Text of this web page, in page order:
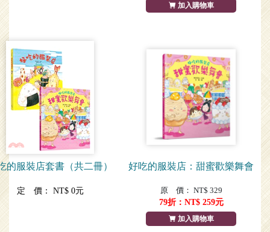
加入購物車
的服裝店套書（共二冊）
定 價： NT$ 0元
好吃的服裝店：甜蜜歡樂舞會
原 價： NT$ 329
79折：NT$ 259元
加入購物車